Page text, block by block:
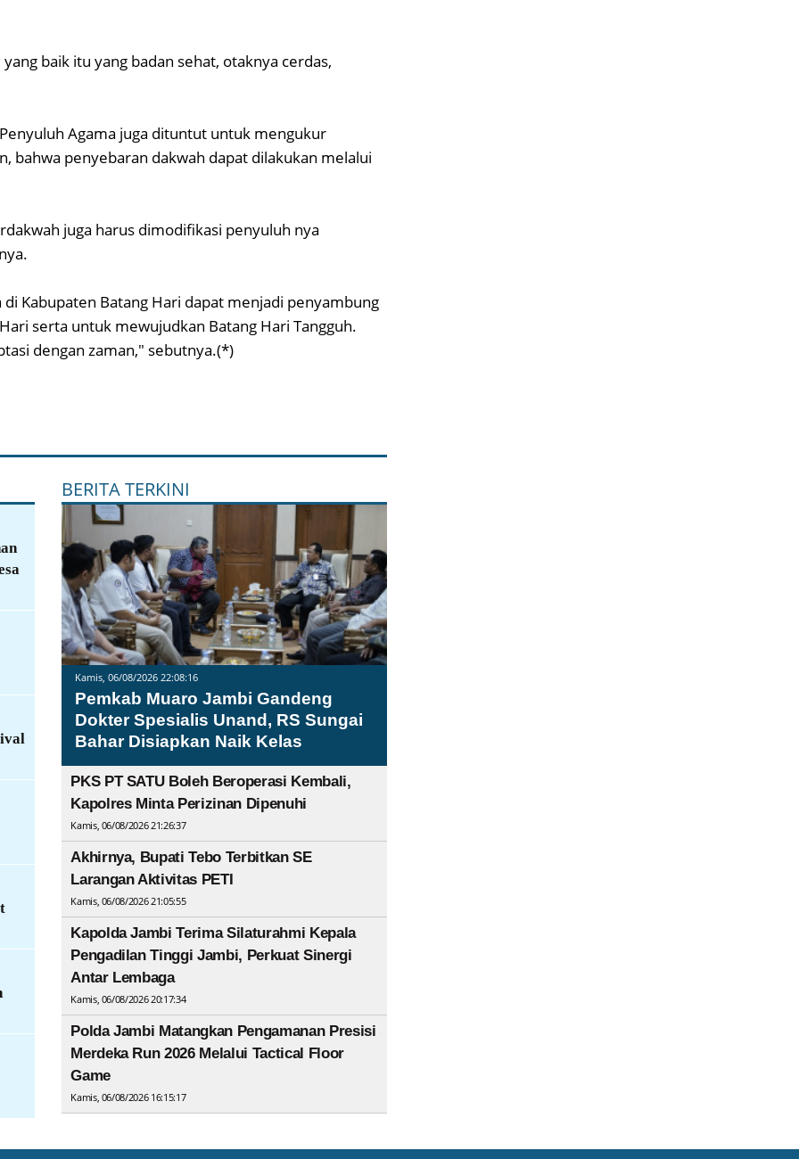
baik itu yang badan sehat, otaknya cerdas,
Agama juga dituntut untuk mengukur
bahwa penyebaran dakwah dapat dilakukan melalui
juga harus dimodifikasi penyuluh nya
Kabupaten Batang Hari dapat menjadi penyambung
serta untuk mewujudkan Batang Hari Tangguh.
dengan zaman," sebutnya.(*)
BERITA TERKINI
Kamis, 06/08/2026 22:08:16
Pemkab Muaro Jambi Gandeng
Dokter Spesialis Unand, RS Sungai
Bahar Disiapkan Naik Kelas
PKS PT SATU Boleh Beroperasi Kembali,
Kapolres Minta Perizinan Dipenuhi
Kamis, 06/08/2026 21:26:37
Akhirnya, Bupati Tebo Terbitkan SE
Larangan Aktivitas PETI
Kamis, 06/08/2026 21:05:55
Kapolda Jambi Terima Silaturahmi Kepala
Pengadilan Tinggi Jambi, Perkuat Sinergi
Antar Lembaga
Kamis, 06/08/2026 20:17:34
Polda Jambi Matangkan Pengamanan Presisi
Merdeka Run 2026 Melalui Tactical Floor
Game
Kamis, 06/08/2026 16:15:17